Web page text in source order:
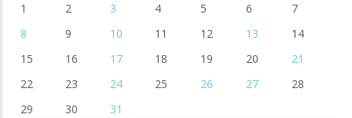
1 2 3 4 5 6
7
8
9 10 11 12 13
14
15
16 17 18 19 20
21
22
23 24 25 26 27
28
29
30 31